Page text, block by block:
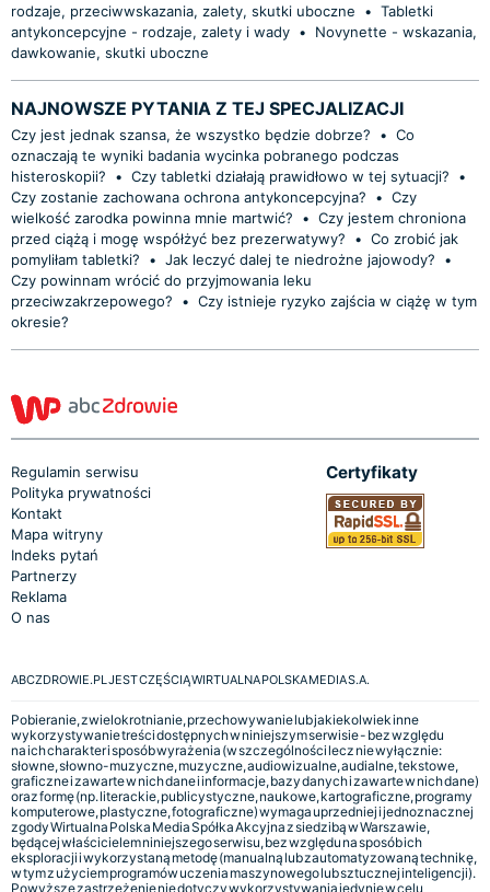
rodzaje, przeciwwskazania, zalety, skutki uboczne
• Tabletki
antykoncepcyjne - rodzaje, zalety i wady •
Novynette - wskazania,
dawkowanie, skutki uboczne
NAJNOWSZE PYTANIA Z TEJ SPECJALIZACJI
Czy jest jednak szansa, że wszystko będzie dobrze? • Co
oznaczają te wyniki badania wycinka pobranego podczas
histeroskopii?
• Czy tabletki działają prawidłowo w tej sytuacji?
•
Czy zostanie zachowana ochrona antykoncepcyjna?
• Czy
wielkość zarodka powinna mnie martwić?
• Czy jestem chroniona
przed ciążą i mogę współżyć bez prezerwatywy?
• Co zrobić jak
pomyliłam tabletki?
• Jak leczyć dalej te niedrożne jajowody?
•
Czy powinnam wrócić do przyjmowania leku
przeciwzakrzepowego?
• Czy istnieje ryzyko zajścia w ciążę w tym
okresie?
Regulamin serwisu
Polityka prywatności
Kontakt
Mapa witryny
Indeks pytań
Partnerzy
Reklama
O nas
Certyfikaty
ABCZDROWIE.PL JEST CZĘŚCIĄ WIRTUALNA POLSKA MEDIA S.A.
Pobieranie, zwielokrotnianie, przechowywanie lub jakiekolwiek inne
wykorzystywanie treści dostępnych w niniejszym serwisie - bez względu
na ich charakter i sposób wyrażenia (w szczególności lecz nie wyłącznie:
słowne, słowno-muzyczne, muzyczne, audiowizualne, audialne, tekstowe,
graficzne i zawarte w nich dane i informacje, bazy danych i zawarte w nich dane)
oraz formę (np. literackie, publicystyczne, naukowe, kartograficzne, programy
komputerowe, plastyczne, fotograficzne) wymaga uprzedniej i jednoznacznej
zgody Wirtualna Polska Media Spółka Akcyjna z siedzibą w Warszawie,
będącej właścicielem niniejszego serwisu, bez względu na sposób ich
eksploracji i wykorzystaną metodę (manualną lub zautomatyzowaną technikę,
w tym z użyciem programów uczenia maszynowego lub sztucznej inteligencji).
Powyższe zastrzeżenie nie dotyczy wykorzystywania jedynie w celu